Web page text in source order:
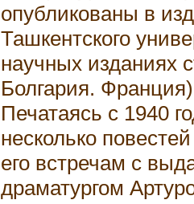
опубликованы в
Ташкентского
научных изданиях
Болгария.
Печатаясь с 1940
несколько
его встречам с
драматургом